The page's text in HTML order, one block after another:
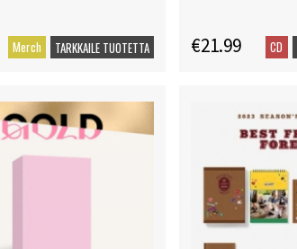
Merch TARKKAILE TUOTETTA €21.99 CD